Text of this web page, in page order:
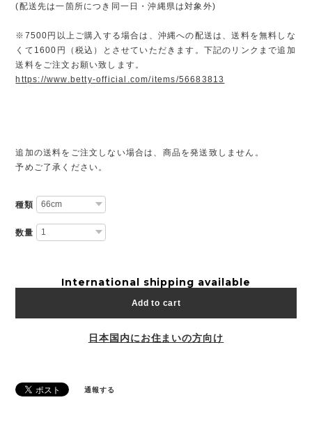
(配送先は一箇所につき同一日・沖縄県は対象外)
※7500円以上ご購入する場合は、沖縄への配送は、送料を無料しな
くて1600円（税込）とさせていただきます。下記のリンクまで追加
送料をご注文お願い致します。
https://www.betty-official.com/items/56683813
追加の送料をご注文しない場合は、商品を発送致しません。
予めご了承ください。
種類
数量
International shipping available
Add to cart
日本国内にお住まいの方向け
通報する